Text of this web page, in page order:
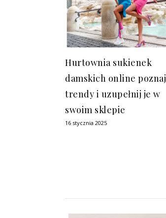
Hurtownia sukienek
damskich online poznaj
trendy i uzupełnij je w
swoim sklepie
16 stycznia 2025